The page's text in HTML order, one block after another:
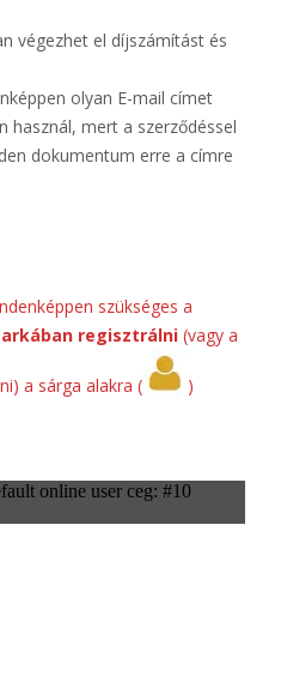
végezhet el díjszámítást és
olyan E-mail címet
használ, mert a szerződéssel
dokumentum erre a címre
szükséges a
regisztrálni (vagy a
a sárga alakra ( )